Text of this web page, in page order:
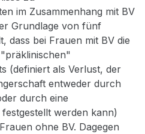
im Zusammenhang mit BV
Grundlage von fünf
dass bei Frauen mit BV die
(definiert als Verlust, der
entweder durch
durch eine
werden kann)
ohne BV. Dagegen